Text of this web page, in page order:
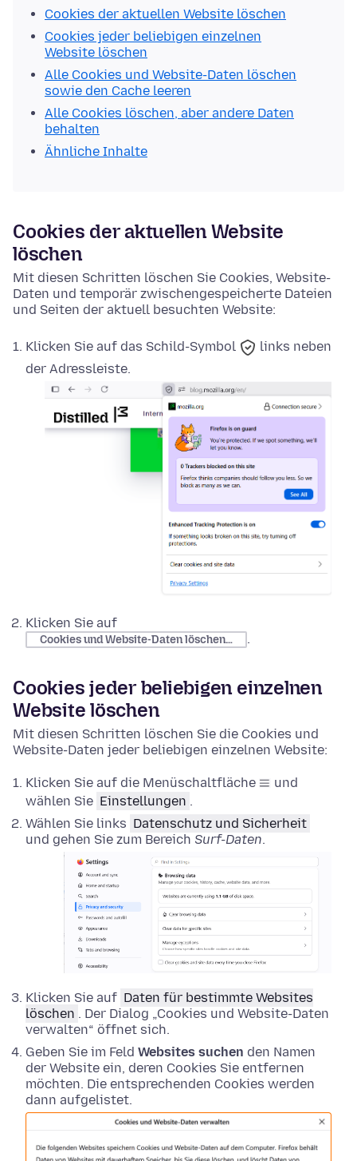
Cookies der aktuellen Website löschen
Cookies jeder beliebigen einzelnen
Website löschen
Alle Cookies und Website-Daten löschen
sowie den Cache leeren
Alle Cookies löschen, aber andere Daten
behalten
Ähnliche Inhalte
Cookies der aktuellen Website
löschen
Mit diesen Schritten löschen Sie Cookies, Website-
Daten und temporär zwischengespeicherte Dateien
und Seiten der aktuell besuchten Website:
Klicken Sie auf das Schild-Symbol
links neben
der Adressleiste.
Klicken Sie auf
Cookies und Website-Daten löschen… .
Cookies jeder beliebigen einzelnen
Website löschen
Mit diesen Schritten löschen Sie die Cookies und
Website-Daten jeder beliebigen einzelnen Website:
Klicken Sie auf die Menüschaltfläche
und
wählen Sie Einstellungen .
Wählen Sie links Datenschutz und Sicherheit
und gehen Sie zum Bereich Surf-Daten.
Klicken Sie auf Daten für bestimmte Websites
löschen . Der Dialog „Cookies und Website-Daten
verwalten“ öffnet sich.
Geben Sie im Feld Websites suchen den Namen
der Website ein, deren Cookies Sie entfernen
möchten. Die entsprechenden Cookies werden
dann aufgelistet.